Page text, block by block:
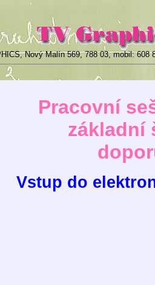
Nový Malín 569, 788 03, mobil: 608
Pracovní
základní
Vstup do